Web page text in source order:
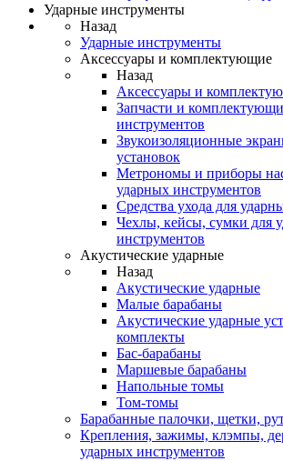
Ударные инструменты
Назад
Ударные инструменты
Аксессуары и комплектующие
Назад
Аксессуары и
Запчасти и
инструментов
Звукоизоляционные
установок
Метрономы и приборы
ударных инструментов
Средства ухода для
Чехлы, кейсы, сумки для
инструментов
Акустические ударные
Назад
Акустические ударные
Mалые барабаны
Акустические ударные
комплекты
Бас-барабаны
Маршевые барабаны
Напольные томы
Том-томы
Барабанные палочки, щетки,
Крепления, зажимы, клэмпы,
ударных инструментов